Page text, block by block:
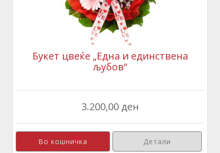
Букет цвеќе „Една и единствена
љубов“
3.200,00 ден
Детали